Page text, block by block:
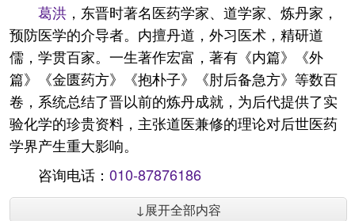
葛洪 ，东晋时著名医药学家、道学家、炼丹家，
预防医学的介导者。内擅丹道，外习医术，精研道
儒，学贯百家。一生著作宏富，著有《内篇》《外
篇》《金匮药方》《抱朴子》《肘后备急方》等数百
卷，系统总结了晋以前的炼丹成就，为后代提供了实
验化学的珍贵资料，主张道医兼修的理论对后世医药
学界产生重大影响。
咨询电话： 010-87876186
↓展开全部内容